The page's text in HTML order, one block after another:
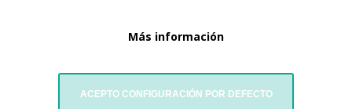
Más información
ACEPTO CONFIGURACIÓN POR DEFECTO